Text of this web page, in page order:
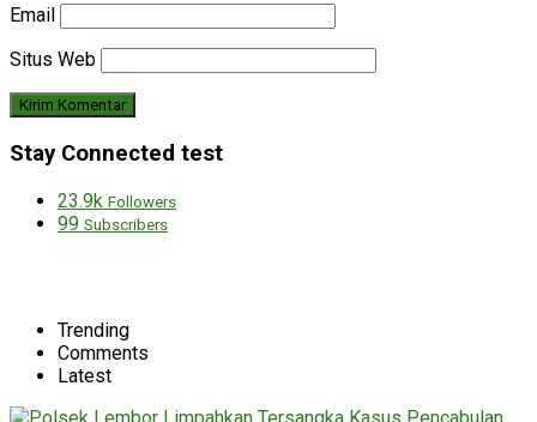
Email
Situs Web
Stay Connected test
23.9k Followers
99 Subscribers
Trending
Comments
Latest